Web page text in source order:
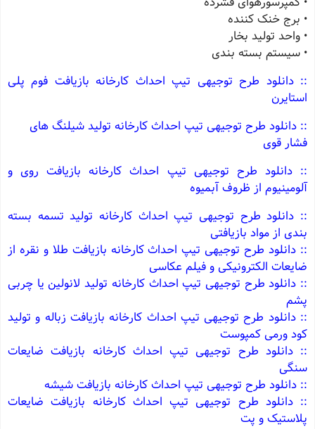
• برج خنک کننده
• واحد تولید بخار
• سیستم بسته بندی
:: دانلود طرح توجیهی تیپ احداث کارخانه بازیافت فوم پلی
استایرن
:: دانلود طرح توجیهی تیپ احداث کارخانه تولید شیلنگ های
فشار قوی
:: دانلود طرح توجیهی تیپ احداث کارخانه بازیافت روی و
آلومینیوم از ظروف آبمیوه
:: دانلود طرح توجیهی تیپ احداث کارخانه تولید تسمه بسته
بندی از مواد بازیافتی
:: دانلود طرح توجیهی تیپ احداث کارخانه بازیافت طلا و نقره از
ضایعات الکترونیکی و فیلم عکاسی
:: دانلود طرح توجیهی تیپ احداث کارخانه تولید لانولین یا چربی
پشم
:: دانلود طرح توجیهی تیپ احداث کارخانه بازیافت زباله و تولید
کود ورمی کمپوست
:: دانلود طرح توجیهی تیپ احداث کارخانه بازیافت ضایعات
سنگی
:: دانلود طرح توجیهی تیپ احداث کارخانه بازیافت شیشه
:: دانلود طرح توجیهی تیپ احداث کارخانه بازیافت ضایعات
پلاستیک و پت